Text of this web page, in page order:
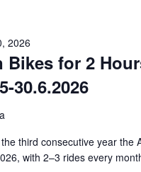
Bikes for 2
30.6.2026
2026
third consecutive year the
with 2–3 rides every